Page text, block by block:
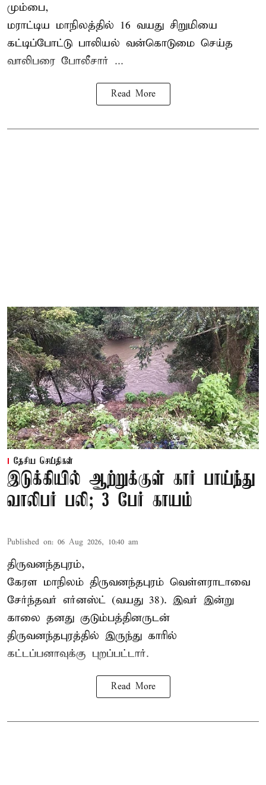
மும்பை,
மராட்டிய மாநிலத்தில் 16 வயது சிறுமியை
கட்டிப்போட்டு பாலியல் வன்கொடுமை செய்த
வாலிபரை போலீசார் ...
Read More
தேசிய செய்திகள்
இடுக்கியில் ஆற்றுக்குள் கார் பாய்ந்து
வாலிபர் பலி; 3 பேர் காயம்
Published on: 06 Aug 2026, 10:40 am
திருவனந்தபுரம்,
கேரள மாநிலம் திருவனந்தபுரம் வெள்ளராடாவை
சேர்ந்தவர் எர்னஸ்ட் (வயது 38). இவர் இன்று
காலை தனது குடும்பத்தினருடன்
திருவனந்தபுரத்தில் இருந்து காரில்
கட்டப்பனாவுக்கு புறப்பட்டார்.
Read More